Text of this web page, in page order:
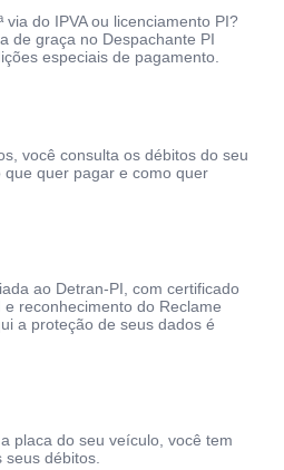
via do IPVA ou licenciamento PI?
de graça no Despachante PI
especiais de pagamento.
você consulta os débitos do seu
que quer pagar e como quer
ao Detran-PI, com certificado
reconhecimento do Reclame
a proteção de seus dados é
placa do seu veículo, você tem
seus débitos.